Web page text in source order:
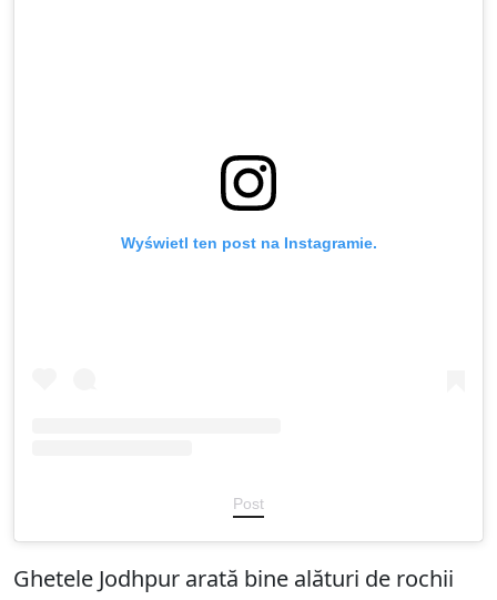
Wyświetl ten post na Instagramie.
Post
Ghetele Jodhpur arată bine alături de rochii